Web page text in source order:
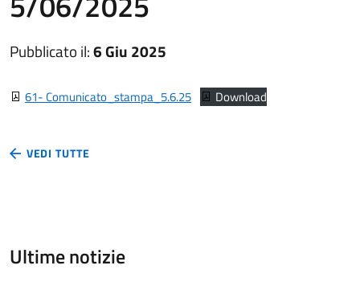
Pubblicato il:6 Giu 2025
61- Comunicato_stampa_5.6.25 Download
VEDI TUTTE
Ultime notizie